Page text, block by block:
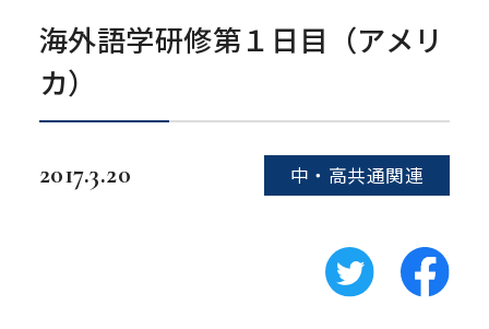
海外語学研修第１日目（アメリ
カ）
2017.3.20 中・高共通関連